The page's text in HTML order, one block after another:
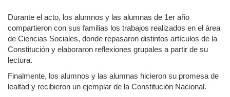
Durante el acto, los alumnos y las alumnas de 1er año
compartieron con sus familias los trabajos realizados en el área
de Ciencias Sociales, donde repasaron distintos artículos de la
Constitución y elaboraron reflexiones grupales a partir de su
lectura.
Finalmente, los alumnos y las alumnas hicieron su promesa de
lealtad y recibieron un ejemplar de la Constitución Nacional.